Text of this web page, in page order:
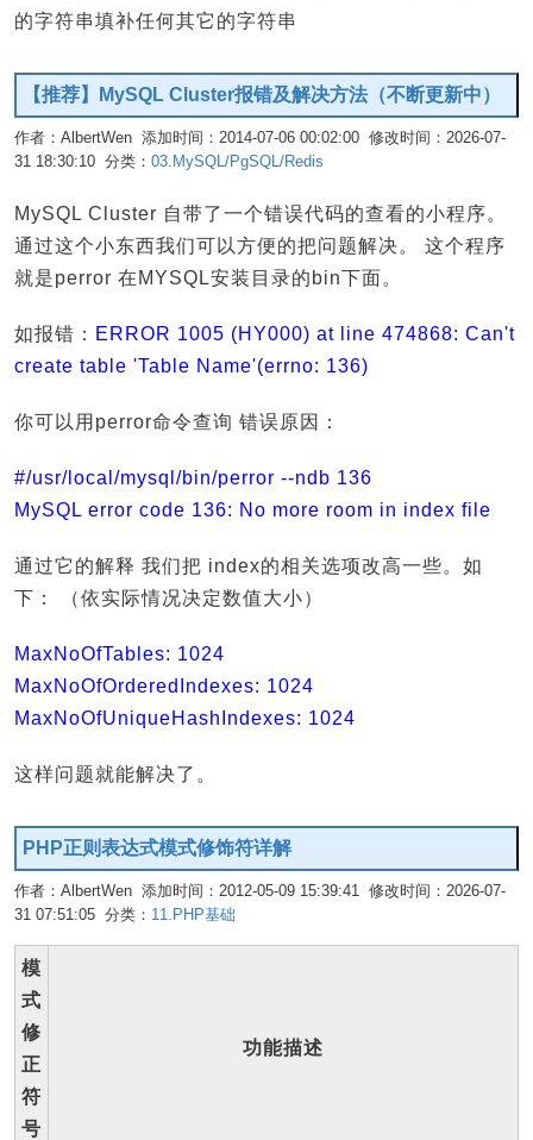
的字符串填补任何其它的字符串
【推荐】MySQL Cluster报错及解决方法（不断更新中）
作者：AlbertWen 添加时间：2014-07-06 00:02:00 修改时间：2026-07-
31 18:30:10 分类： 03.MySQL/PgSQL/Redis
MySQL Cluster 自带了一个错误代码的查看的小程序。
通过这个小东西我们可以方便的把问题解决。 这个程序
就是perror 在MYSQL安装目录的bin下面。
如报错： ERROR 1005 (HY000) at line 474868: Can't
create table 'Table Name'(errno: 136)
你可以用perror命令查询 错误原因：
#/usr/local/mysql/bin/perror --ndb 136
MySQL error code 136: No more room in index file
通过它的解释 我们把 index的相关选项改高一些。如
下： （依实际情况决定数值大小）
MaxNoOfTables: 1024
MaxNoOfOrderedIndexes: 1024
MaxNoOfUniqueHashIndexes: 1024
这样问题就能解决了。
PHP正则表达式模式修饰符详解
作者：AlbertWen 添加时间：2012-05-09 15:39:41 修改时间：2026-07-
31 07:51:05 分类： 11.PHP基础
模
式
修
正
符
号
功能描述